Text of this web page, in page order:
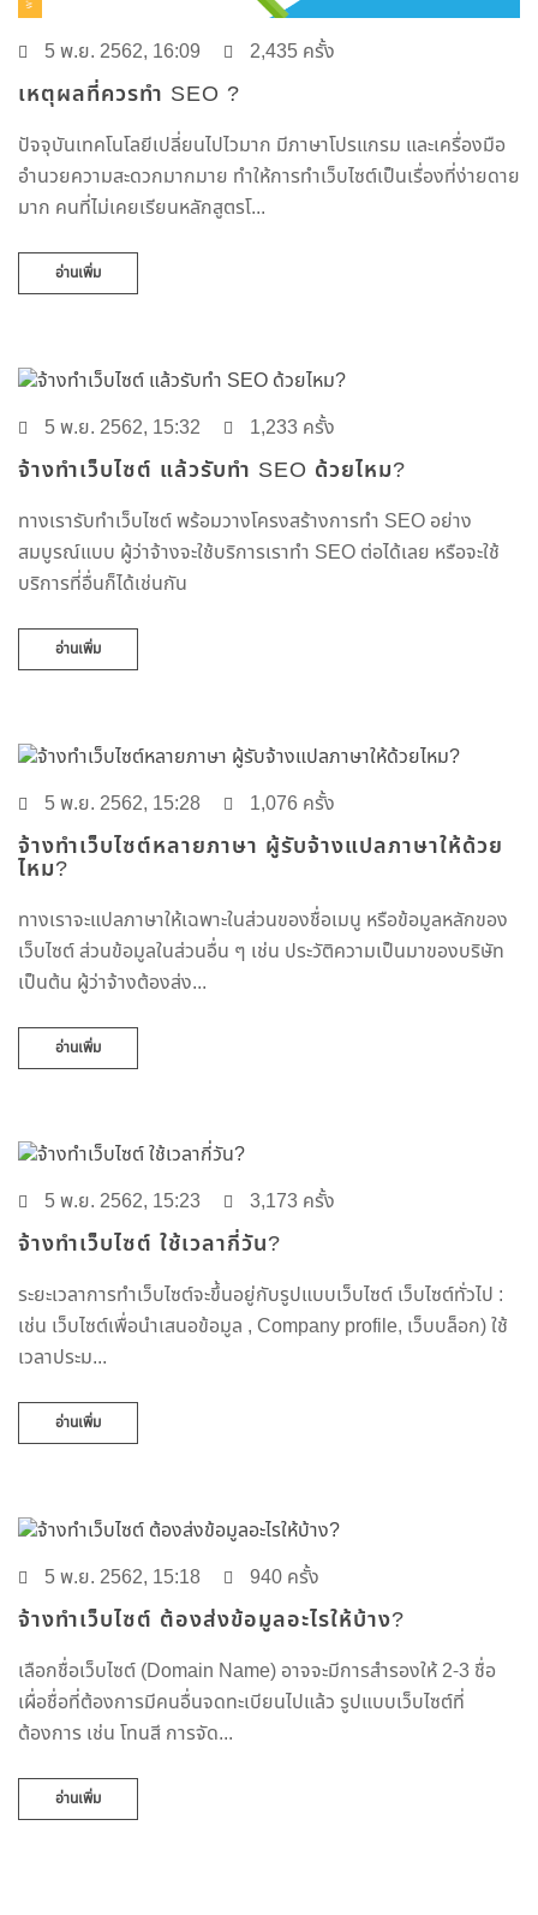
5 พ.ย. 2562, 16:09 2,435 ครั้ง
เหตุผลที่ควรทำ SEO ?
ปัจจุบันเทคโนโลยีเปลี่ยนไปไวมาก มีภาษาโปรแกรม และเครื่องมือ
อำนวยความสะดวกมากมาย ทำให้การทำเว็บไซต์เป็นเรื่องที่ง่ายดาย
มาก คนที่ไม่เคยเรียนหลักสูตรโ...
อ่านเพิ่ม
5 พ.ย. 2562, 15:32 1,233 ครั้ง
จ้างทำเว็บไซต์ แล้วรับทำ SEO ด้วยไหม?
ทางเรารับทำเว็บไซต์ พร้อมวางโครงสร้างการทำ SEO อย่าง
สมบูรณ์แบบ ผู้ว่าจ้างจะใช้บริการเราทำ SEO ต่อได้เลย หรือจะใช้
บริการที่อื่นก็ได้เช่นกัน
อ่านเพิ่ม
5 พ.ย. 2562, 15:28 1,076 ครั้ง
จ้างทำเว็บไซต์หลายภาษา ผู้รับจ้างแปลภาษาให้ด้วย
ไหม?
ทางเราจะแปลภาษาให้เฉพาะในส่วนของชื่อเมนู หรือข้อมูลหลักของ
เว็บไซต์ ส่วนข้อมูลในส่วนอื่น ๆ เช่น ประวัติความเป็นมาของบริษัท
เป็นต้น ผู้ว่าจ้างต้องส่ง...
อ่านเพิ่ม
5 พ.ย. 2562, 15:23 3,173 ครั้ง
จ้างทำเว็บไซต์ ใช้เวลากี่วัน?
ระยะเวลาการทำเว็บไซต์จะขึ้นอยู่กับรูปแบบเว็บไซต์ เว็บไซต์ทั่วไป :
เช่น เว็บไซต์เพื่อนำเสนอข้อมูล , Company profile, เว็บบล็อก) ใช้
เวลาประม...
อ่านเพิ่ม
5 พ.ย. 2562, 15:18 940 ครั้ง
จ้างทำเว็บไซต์ ต้องส่งข้อมูลอะไรให้บ้าง?
เลือกชื่อเว็บไซต์ (Domain Name) อาจจะมีการสำรองให้ 2-3 ชื่อ
เผื่อชื่อที่ต้องการมีคนอื่นจดทะเบียนไปแล้ว รูปแบบเว็บไซต์ที่
ต้องการ เช่น โทนสี การจัด...
อ่านเพิ่ม